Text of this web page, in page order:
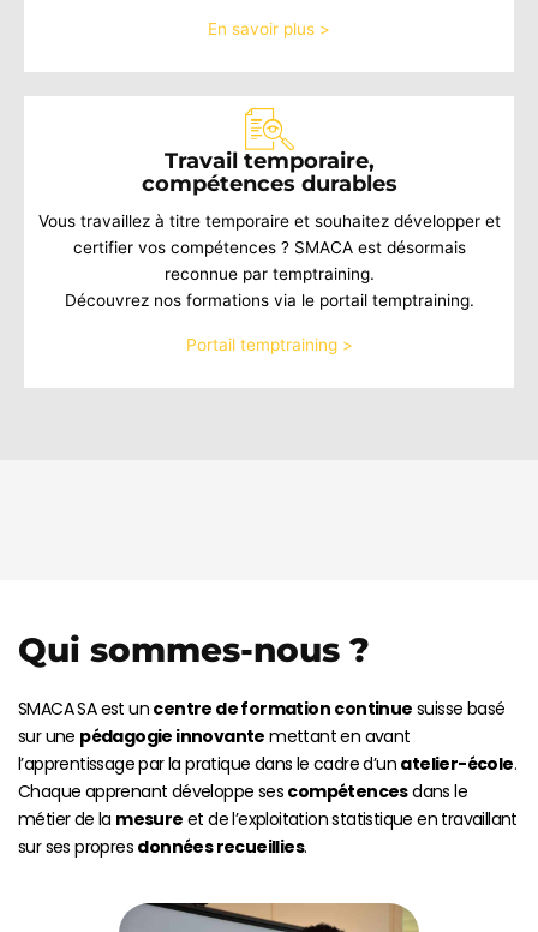
En savoir plus >
Travail temporaire,
compétences durables
Vous travaillez à titre temporaire et souhaitez développer et
certifier vos compétences ? SMACA est désormais
reconnue par temptraining.
Découvrez nos formations via le portail temptraining.
Portail temptraining >
Qui sommes-nous ?
SMACA SA est un centre de formation continue suisse basé
sur une pédagogie innovante mettant en avant
l’apprentissage par la pratique dans le cadre d’un atelier-école.
Chaque apprenant développe ses compétencesdans le
métier de la mesure et de l’exploitation statistique en travaillant
sur ses propres données recueillies.